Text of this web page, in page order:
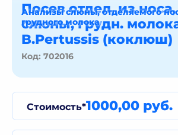
Посев отдел. из носа,
слюны, грудн.
B.Pertussis (коклюш)
Код: 702016
Анализы слюны, отделяемого
грудного молока
Стоимость*1000,00 руб.